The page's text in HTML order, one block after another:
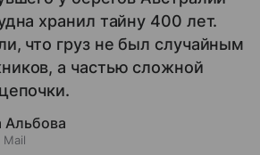
хранил тайну 400 лет.
что груз не был случайным
а частью сложной
Альбова
Mail